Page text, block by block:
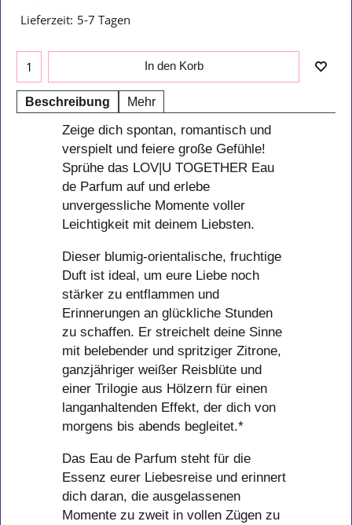
Lieferzeit: 5-7 Tagen
In den Korb
Beschreibung Mehr
Zeige dich spontan, romantisch und
verspielt und feiere große Gefühle!
Sprühe das LOV|U TOGETHER Eau
de Parfum auf und erlebe
unvergessliche Momente voller
Leichtigkeit mit deinem Liebsten.
Dieser blumig-orientalische, fruchtige
Duft ist ideal, um eure Liebe noch
stärker zu entflammen und
Erinnerungen an glückliche Stunden
zu schaffen. Er streichelt deine Sinne
mit belebender und spritziger Zitrone,
ganzjähriger weißer Reisblüte und
einer Trilogie aus Hölzern für einen
langanhaltenden Effekt, der dich von
morgens bis abends begleitet.*
Das Eau de Parfum steht für die
Essenz eurer Liebesreise und erinnert
dich daran, die ausgelassenen
Momente zu zweit in vollen Zügen zu